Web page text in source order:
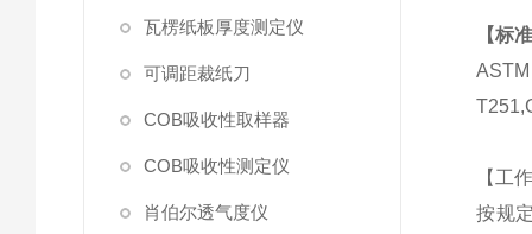
瓦楞纸板厚度测定仪
可调距裁纸刀
COB吸收性取样器
COB吸收性测定仪
肖伯尔透气度仪
【标
【工
按规